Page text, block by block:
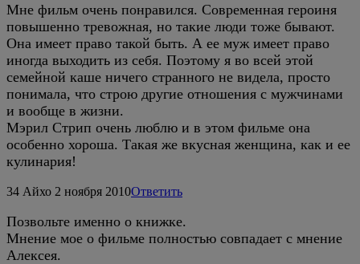
Мне фильм очень понравился. Современная героиня
повышенно тревожная, но такие люди тоже бывают.
Она имеет право такой быть. А ее муж имеет право
иногда выходить из себя. Поэтому я во всей этой
семейной каше ничего странного не видела, просто
понимала, что строю другие отношения с мужчинами
и вообще в жизни.
Мэрил Стрип очень люблю и в этом фильме она
особенно хороша. Такая же вкусная женщина, как и ее
кулинария!
34 Айхо 2 ноября 2010Ответить
Позвольте именно о книжке.
Мнение мое о фильме полностью совпадает с мнение
Алексея.